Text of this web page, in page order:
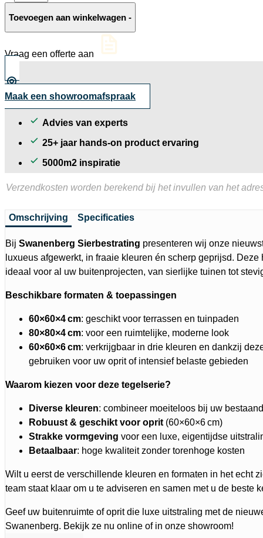
betontegel
Beige
Toevoegen aan winkelwagen -
Vraag een offerte aan
Maak een showroomafspraak
Advies van experts
25+ jaar hands-on product ervaring
5000m2 inspiratie
Verzendkosten worden berekend bij het invullen van het
Omschrijving Specificaties
Bij Swanenberg Sierbestrating presenteren wij onze
luxueus afgewerkt, in fraaie kleuren én scherp geprijsd.
ideaal voor al uw buitenprojecten, van sierlijke tuinen tot
Beschikbare formaten & toepassingen
60×60×4 cm: geschikt voor terrassen en tuinpaden
80×80×4 cm: voor een ruimtelijke, moderne look
60×60×6 cm: verkrijgbaar in drie kleuren en dankzij
gebruiken voor uw oprit of intensief belaste gebieden
Waarom kiezen voor deze tegelserie?
Diverse kleuren: combineer moeiteloos bij uw
Robuust & geschikt voor oprit (60×60×6 cm)
Strakke vormgeving voor een luxe, eigentijdse
Betaalbaar: hoge kwaliteit zonder torenhoge kosten
Wilt u eerst de verschillende kleuren en formaten in het echt
team staat klaar om u te adviseren en samen met u de beste
Geef uw buitenruimte of oprit die luxe uitstraling met de
Swanenberg. Bekijk ze nu online of in onze showroom!